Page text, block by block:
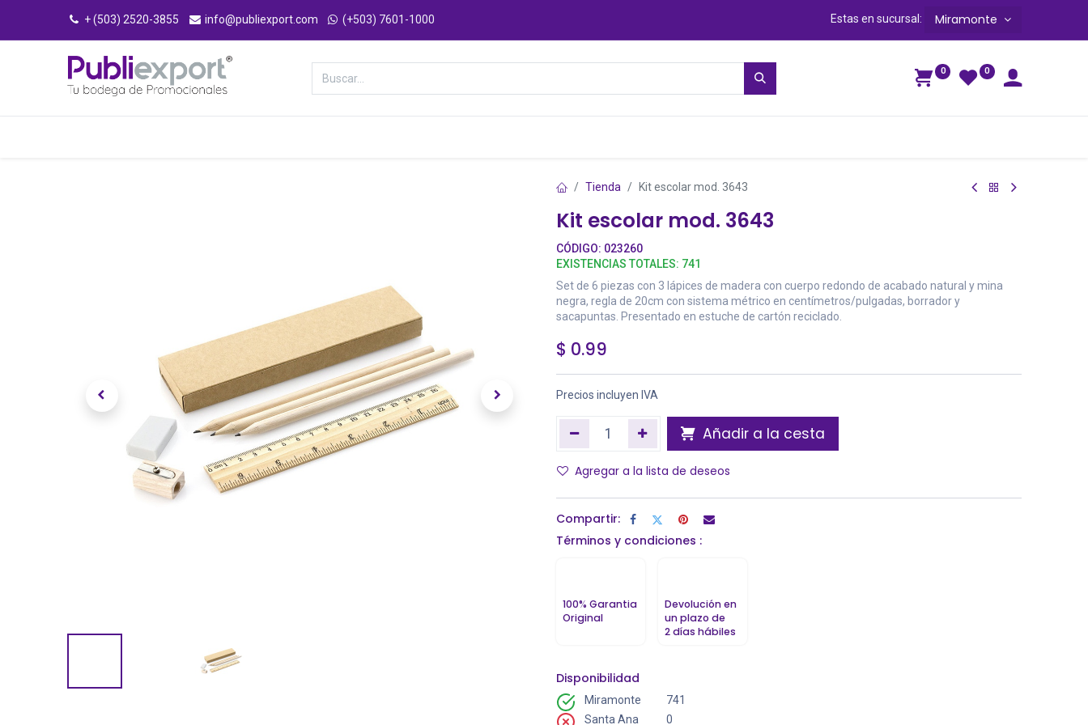
+ (503) 2520-3855 info@publiexport.com (+503) 7601-1000 Estas en sucursal: Miramonte
0 0
Tienda Kit escolar mod. 3643
Kit escolar mod. 3643
CÓDIGO: 023260
EXISTENCIAS TOTALES: 741
Set de 6 piezas con 3 lápices de madera con cuerpo redondo de acabado natural y mina
negra, regla de 20cm con sistema métrico en centímetros/pulgadas, borrador y
sacapuntas. Presentado en estuche de cartón reciclado.
$ 0.99
Precios incluyen IVA
Añadir a la cesta
Agregar a la lista de deseos
Compartir:
Términos y condiciones :
100% Garantia
Original
Devolución en
un plazo de
2 días hábiles
Disponibilidad
Miramonte
741
Santa Ana
0